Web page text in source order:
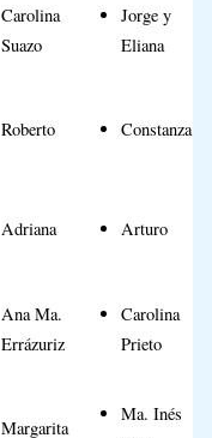
Carolina
Suazo
Jorge y
Eliana
Roberto Constanza
Adriana Arturo
Ana Ma.
Errázuriz
Carolina
Prieto
Margarita
Ma. Inés